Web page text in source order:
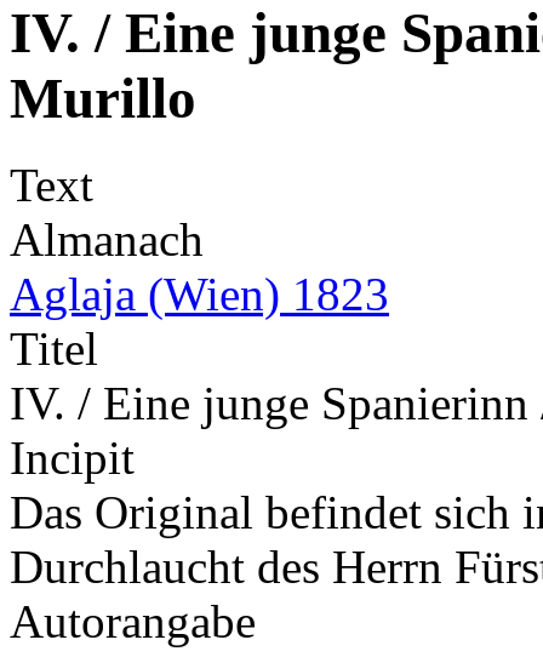
IV. / Eine junge
Murillo
Text
Almanach
Aglaja (Wien) 1823
Titel
IV. / Eine junge
Incipit
Das Original befindet sich
Durchlaucht des Herrn
Autorangabe